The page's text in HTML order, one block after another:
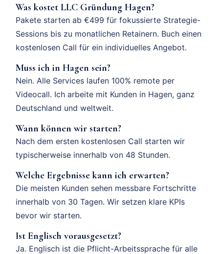
Was kostet LLC Gründung Hagen?
Pakete starten ab €499 für fokussierte Strategie-
Sessions bis zu monatlichen Retainern. Buch einen
kostenlosen Call für ein individuelles Angebot.
Muss ich in Hagen sein?
Nein. Alle Services laufen 100% remote per
Videocall. Ich arbeite mit Kunden in Hagen, ganz
Deutschland und weltweit.
Wann können wir starten?
Nach dem ersten kostenlosen Call starten wir
typischerweise innerhalb von 48 Stunden.
Welche Ergebnisse kann ich erwarten?
Die meisten Kunden sehen messbare Fortschritte
innerhalb von 30 Tagen. Wir setzen klare KPIs
bevor wir starten.
Ist Englisch vorausgesetzt?
Ja. Englisch ist die Pflicht-Arbeitssprache für alle